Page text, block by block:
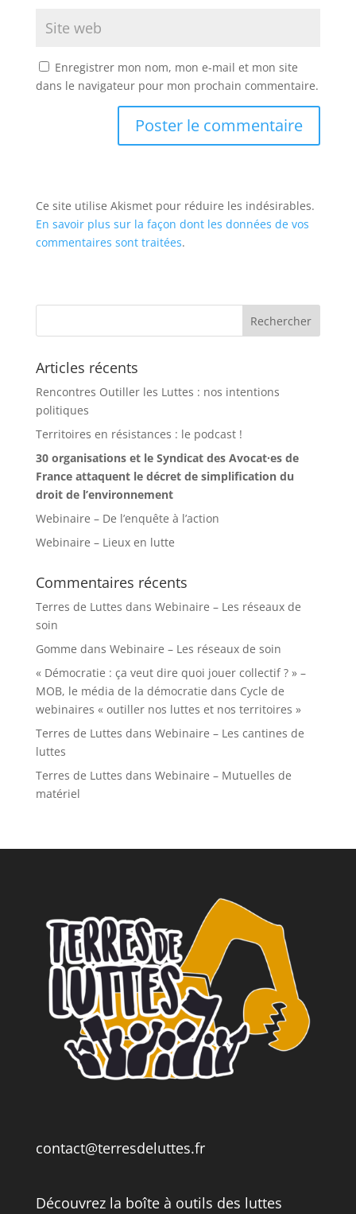
Enregistrer mon nom, mon e-mail et mon site
dans le navigateur pour mon prochain commentaire.
Ce site utilise Akismet pour réduire les indésirables.
En savoir plus sur la façon dont les données de vos
commentaires sont traitées.
Articles récents
Rencontres Outiller les Luttes : nos intentions
politiques
Territoires en résistances : le podcast !
30 organisations et le Syndicat des Avocat·es de
France attaquent le décret de simplification du
droit de l’environnement
Webinaire – De l’enquête à l’action
Webinaire – Lieux en lutte
Commentaires récents
Terres de Luttes dans Webinaire – Les réseaux de
soin
Gomme dans Webinaire – Les réseaux de soin
« Démocratie : ça veut dire quoi jouer collectif ? » –
MOB, le média de la démocratie dans Cycle de
webinaires « outiller nos luttes et nos territoires »
Terres de Luttes dans Webinaire – Les cantines de
luttes
Terres de Luttes dans Webinaire – Mutuelles de
matériel
contact@terresdeluttes.fr
Découvrez la boîte à outils des luttes